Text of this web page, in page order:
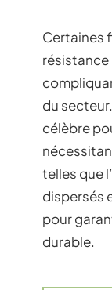
Certaines
résistance
du
célèbre
telles que
dispersés
pour
durable.